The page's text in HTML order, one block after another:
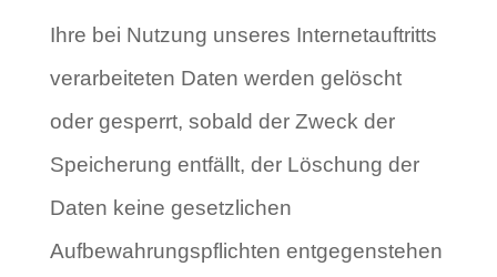
Ihre bei Nutzung unseres Internetauftritts
verarbeiteten Daten werden gelöscht
oder gesperrt, sobald der Zweck der
Speicherung entfällt, der Löschung der
Daten keine gesetzlichen
Aufbewahrungspflichten entgegenstehen